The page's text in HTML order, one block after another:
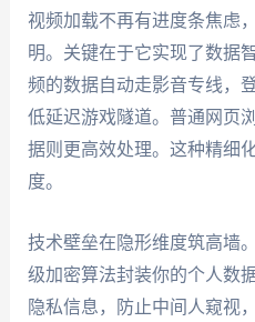
视频加载不再有进度条焦虑
明。关键在于它实现了数据
频的数据自动走影音专线，
低延迟游戏隧道。普通网页
据则更高效处理。这种精细
度。
技术壁垒在隐形维度筑高墙。
级加密算法封装你的个人数
隐私信息，防止中间人窥视